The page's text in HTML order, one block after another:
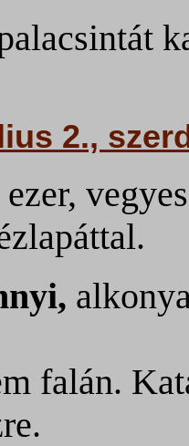
2.,
ezer,
falán.